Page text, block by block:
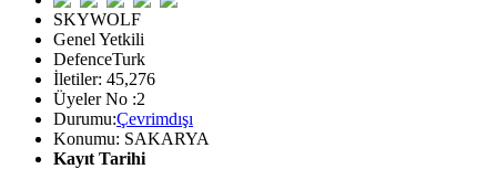
SKYWOLF
Genel Yetkili
DefenceTurk
İletiler: 45,276
Üyeler No :2
Durumu:Çevrimdışı
Konumu: SAKARYA
Kayıt Tarihi